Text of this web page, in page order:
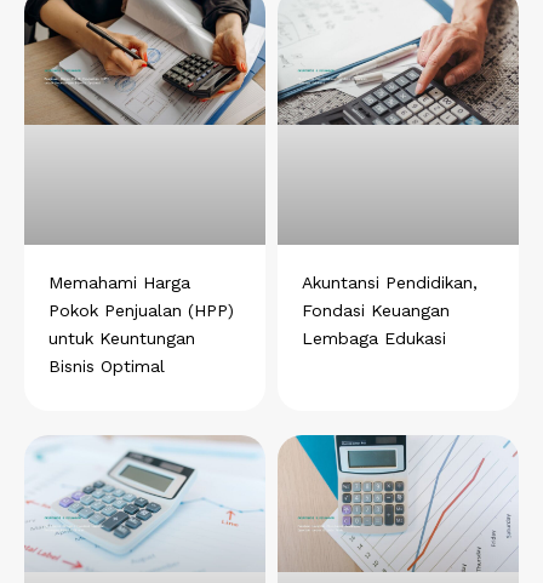
Memahami Harga
Pokok Penjualan (HPP)
untuk Keuntungan
Bisnis Optimal
Akuntansi Pendidikan,
Fondasi Keuangan
Lembaga Edukasi